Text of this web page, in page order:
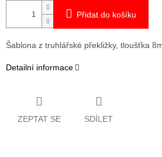
Přidat do košíku
Šablona z truhlářské překližky, tloušťka
Detailní informace
ZEPTAT SE SDÍLET